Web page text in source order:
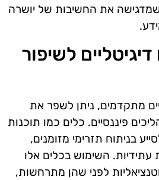
שמדגישה את החשיבות של יושרה
לשיפור
מתקדמים, ניתן לשפר את
פיננסיים. כלים כמו תוכנות
בניתוח תזרימי מזומנים,
עתידיות. השימוש בכלים אלו
לפני שהן מתרחשות,